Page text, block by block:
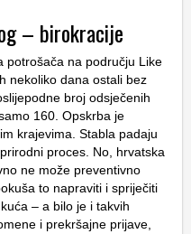
– birokracije
potrošača na području Like
nekoliko dana ostali bez
broj odsječenih
160. Opskrba je
krajevima. Stabla padaju
proces. No, hrvatska
ne može preventivno
to napraviti i spriječiti
– a bilo je i takvih
i prekršajne prijave,